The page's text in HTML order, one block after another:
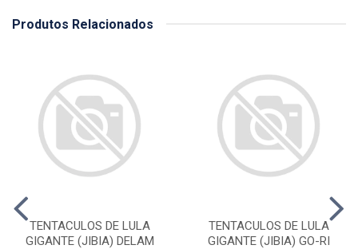
Produtos Relacionados
TENTACULOS DE LULA
GIGANTE (JIBIA) DELAM
TENTACULOS DE LULA
GIGANTE (JIBIA) GO-RI